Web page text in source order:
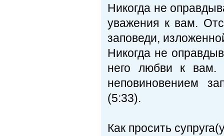
Никогда не
уважения к вам.
заповеди,
Никогда не
него любви к вам.
неповиновением
(5:33).
Как просить